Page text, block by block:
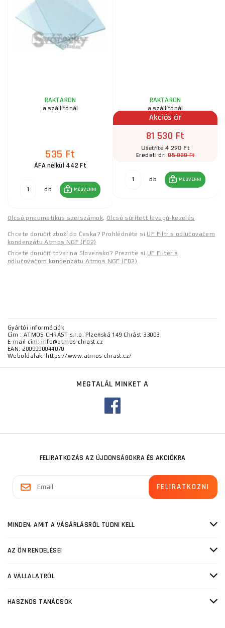
RAKTÁRON
a szállítónál
535 Ft
ÁFA nélkül 442 Ft
db MEGVENNI
RAKTÁRON
a szállítónál
Akciós ár
81 530 Ft
Ušetříte 4 290 Ft
Eredeti ár:85 820 Ft
db MEGVENNI
Olcsó pneumatikus szerszámok, Olcsó sűrített levegő-kezelés
Chcete doručit zboží do Česka? Prohlédněte si UF Filtr s odlučovačem
kondenzátu Atmos NGF (F02)
Chcete doručiť tovar na Slovensko? Prezrite si UF Filter s
odlučovačom kondenzátu Atmos NGF (F02)
Gyártói információk
Cím : ATMOS CHRÁST s.r.o. Plzeňská 149 Chrást 33003
E-mail cím: info@atmos-chrast.cz
EAN: 2009990044070
Weboldalak: https://www.atmos-chrast.cz/
MEGTALÁL MINKET A
FELIRATKOZÁS AZ ÚJDONSÁGOKRA ÉS AKCIÓKRA
MINDEN, AMIT A VÁSÁRLÁSRÓL TUDNI KELL
AZ ÖN RENDELÉSEI
A VÁLLALATRÓL
HASZNOS TANÁCSOK